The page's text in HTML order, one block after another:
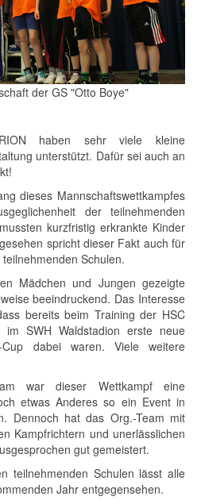
der GS "Otto Boye"
haben sehr viele kleine
unterstützt. Dafür sei auch an
dieses Mannschaftswettkampfes
der teilnehmenden
kurzfristig erkrankte Kinder
spricht dieser Fakt auch für
Schulen.
Mädchen und Jungen gezeigte
beeindruckend. Das Interesse
bereits beim Training der HSC
im SWH Waldstadion erste neue
Cup dabei waren. Viele weitere
war dieser Wettkampf eine
etwas Anderes so ein Event in
Dennoch hat das Org.-Team mit
Kampfrichtern und unerlässlichen
gut gemeistert.
teilnehmenden Schulen lässt alle
Jahr entgegensehen.